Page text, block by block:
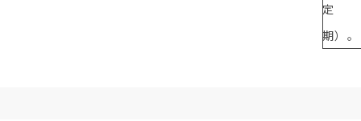
定
期）。